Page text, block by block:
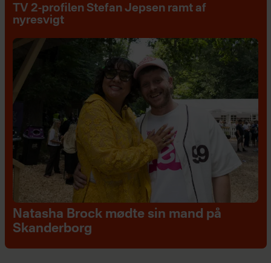
TV 2-profilen Stefan Jepsen ramt af
nyresvigt
Natasha Brock mødte sin mand på
Skanderborg